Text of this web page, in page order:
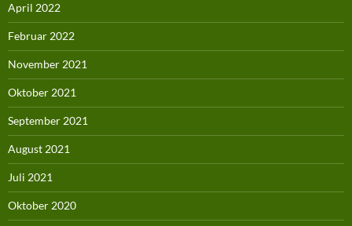
April 2022
Februar 2022
November 2021
Oktober 2021
September 2021
August 2021
Juli 2021
Oktober 2020